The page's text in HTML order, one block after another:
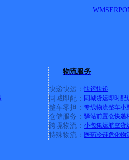
WMSERP
物流服务
快递快运： 快运快递
同城即配： 同城货运即时配
整车零担： 专线物流整车小
仓储服务： 驿站前置仓快递
跨境物流： 小包集运航空货
特殊物流： 医药冷链危化物